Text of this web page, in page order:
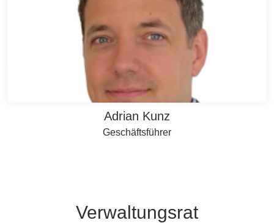
Adrian Kunz
Geschäftsführer
Verwaltungsrat